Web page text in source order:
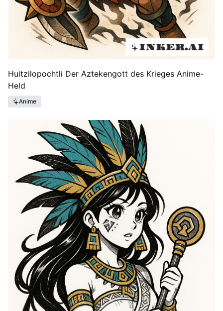
Huitzilopochtli Der Aztekengott des Krieges Anime-
Held
Anime